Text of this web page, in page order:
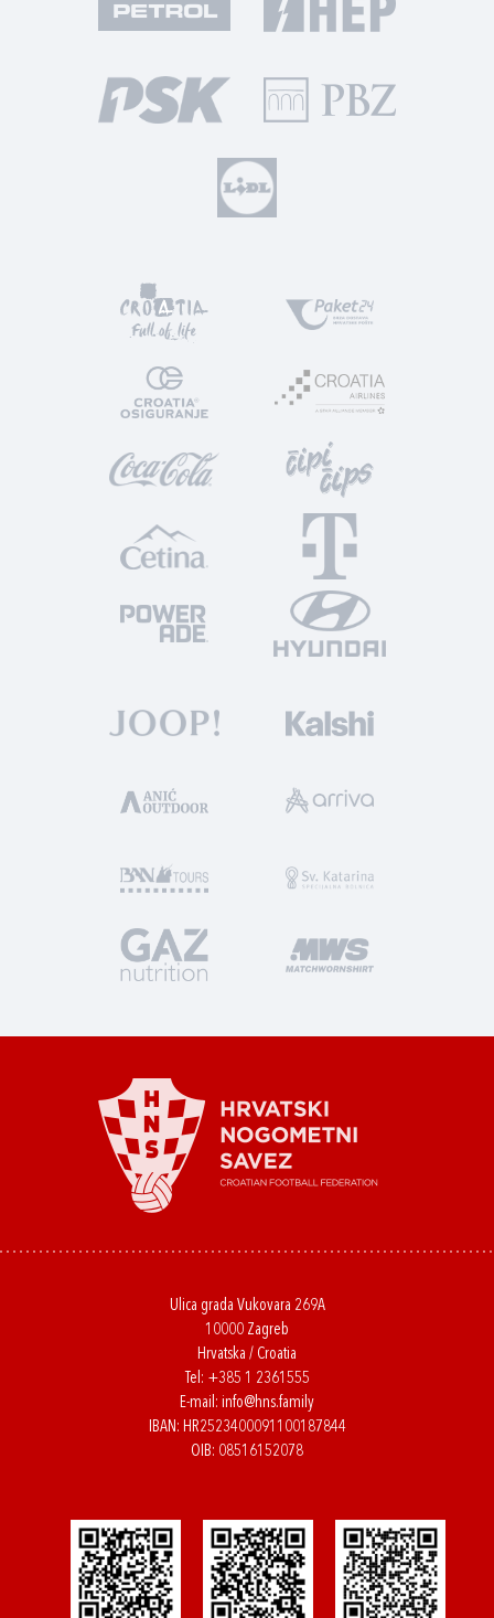
Ulica grada Vukovara 269A
10000 Zagreb
Hrvatska / Croatia
Tel: +385 1 2361555
E-mail: info@hns.family
IBAN: HR2523400091100187844
OIB: 08516152078